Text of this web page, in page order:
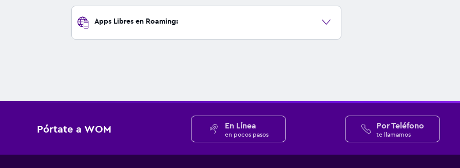
Apps Libres en Roaming:
Pórtate a WOM En Línea
en pocos pasos
Por Teléfono
te llamamos